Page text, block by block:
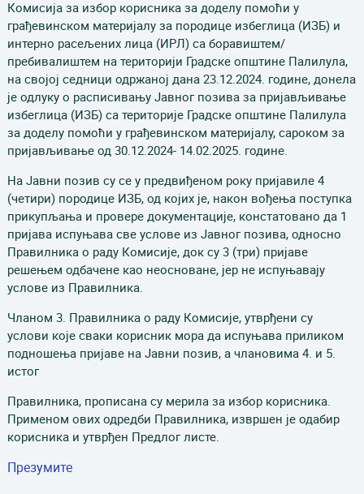
Комисија за избор корисника за доделу помоћи у
грађевинском материјалу за породице избеглица (ИЗБ) и
интерно расељених лица (ИРЛ) са боравиштем/
пребивалиштем на територији Градске општине Палилула,
на својој седници одржаној дана 23.12.2024. године, донела
је одлуку о расписивању Јавног позива за пријављивање
избеглица (ИЗБ) са територије Градске општине Палилула
за доделу помоћи у грађевинском материјалу, сароком за
пријављивање од 30.12.2024- 14.02.2025. године.
На Јавни позив су се у предвиђеном року пријавиле 4
(четири) породице ИЗБ, од којих је, након вођења поступка
прикупљања и провере документације, констатовано да 1
пријава испуњава све услове из Јавног позива, односно
Правилника о раду Комисије, док су 3 (три) пријаве
решењем одбачене као неосноване, јер не испуњавају
услове из Правилника.
Чланом 3. Правилника о раду Комисије, утврђени су
услови које сваки корисник мора да испуњава приликом
подношења пријаве на Јавни позив, а члановима 4. и 5.
истог
Правилника, прописана су мерила за избор корисника.
Применом ових одредби Правилника, извршен је одабир
корисника и утврђен Предлог листе.
Презумите